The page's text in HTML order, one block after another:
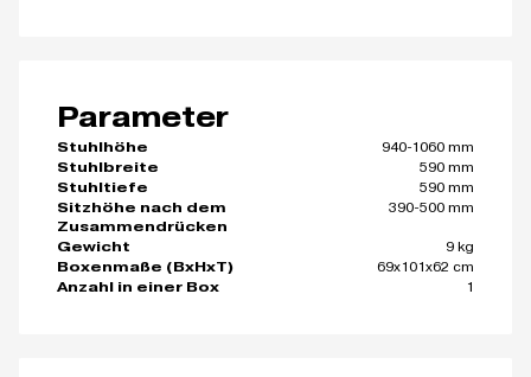
Parameter
Stuhlhöhe
940-1060 mm
Stuhlbreite
590 mm
Stuhltiefe
590 mm
Sitzhöhe nach dem
Zusammendrücken
390-500 mm
Gewicht
9 kg
Boxenmaße (BxHxT)
69x101x62 cm
Anzahl in einer Box
1